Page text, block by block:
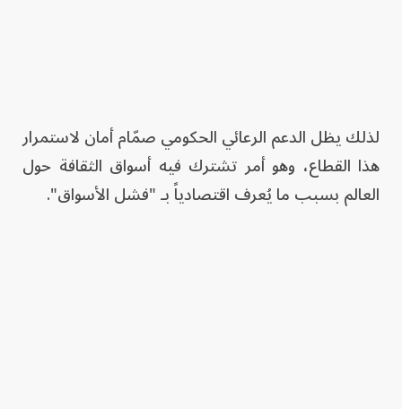
لذلك يظل الدعم الرعائي الحكومي صمّام أمان لاستمرار
هذا القطاع، وهو أمر تشترك فيه أسواق الثقافة حول
العالم بسبب ما يُعرف اقتصادياً بـ "فشل الأسواق".